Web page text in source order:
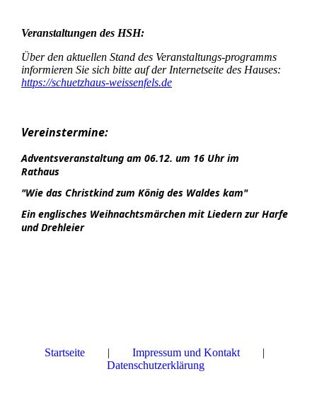
Veranstaltungen des HSH:
Über den aktuellen Stand des Veranstaltungs-programms
informieren Sie sich bitte auf der Internetseite des Hauses:
https://schuetzhaus-weissenfels.de
Vereinstermine:
Adventsveranstaltung am 06.12. um 16 Uhr im
Rathaus
"Wie das Christkind zum König des Waldes kam"
Ein englisches Weihnachtsmärchen mit Liedern zur Harfe
und Drehleier
Startseite| Impressum und Kontakt|
Datenschutzerklärung